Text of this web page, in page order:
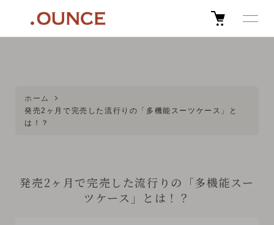
ホーム
発売2ヶ月で完売した流行りの「多機能スーツケース」と
は！？
発売2ヶ月で完売した流行りの「多機能スー
ツケース」とは！？